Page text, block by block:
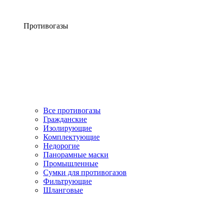
Противогазы
Все противогазы
Гражданские
Изолирующие
Комплектующие
Недорогие
Панорамные маски
Промышленные
Сумки для противогазов
Фильтрующие
Шланговые